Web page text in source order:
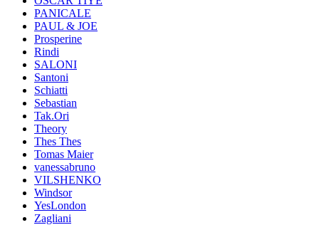
PANICALE
PAUL & JOE
Prosperine
Rindi
SALONI
Santoni
Schiatti
Sebastian
Tak.Ori
Theory
Thes Thes
Tomas Maier
vanessabruno
VILSHENKO
Windsor
YesLondon
Zagliani